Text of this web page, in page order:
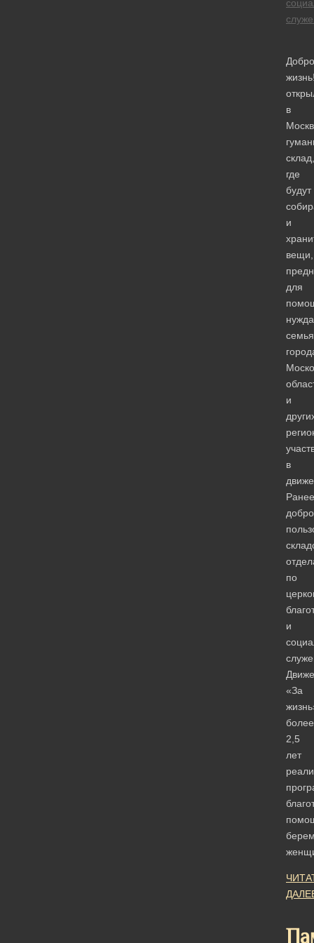
в
склад,
где
будут
и
вещи,
для
и
в
Ранее
по
и
«За
более
2,5
лет